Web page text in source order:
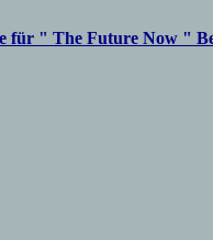
für " The Future Now "